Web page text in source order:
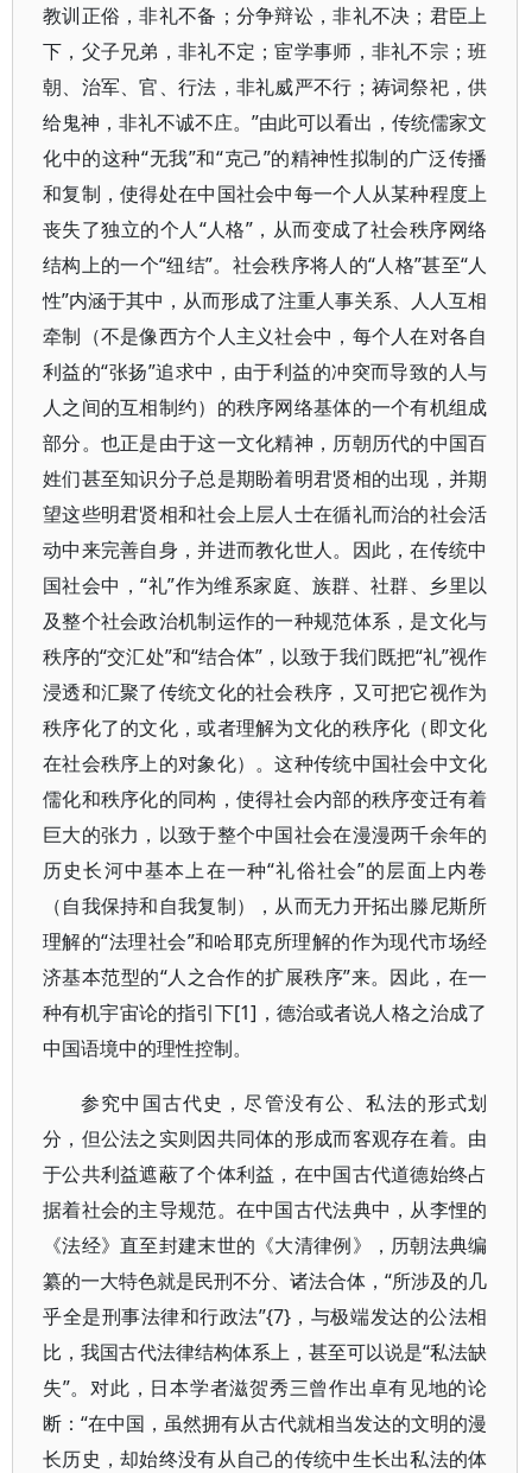
教训正俗，非礼不备；分争辩讼，非礼不决；君臣上
下，父子兄弟，非礼不定；宦学事师，非礼不宗；班
朝、治军、官、行法，非礼威严不行；祷词祭祀，供
给鬼神，非礼不诚不庄。”由此可以看出，传统儒家文
化中的这种“无我”和“克己”的精神性拟制的广泛传播
和复制，使得处在中国社会中每一个人从某种程度上
丧失了独立的个人“人格”，从而变成了社会秩序网络
结构上的一个“纽结”。社会秩序将人的“人格”甚至“人
性”内涵于其中，从而形成了注重人事关系、人人互相
牵制（不是像西方个人主义社会中，每个人在对各自
利益的“张扬”追求中，由于利益的冲突而导致的人与
人之间的互相制约）的秩序网络基体的一个有机组成
部分。也正是由于这一文化精神，历朝历代的中国百
姓们甚至知识分子总是期盼着明君贤相的出现，并期
望这些明君贤相和社会上层人士在循礼而治的社会活
动中来完善自身，并进而教化世人。因此，在传统中
国社会中，“礼”作为维系家庭、族群、社群、乡里以
及整个社会政治机制运作的一种规范体系，是文化与
秩序的“交汇处”和“结合体”，以致于我们既把“礼”视作
浸透和汇聚了传统文化的社会秩序，又可把它视作为
秩序化了的文化，或者理解为文化的秩序化（即文化
在社会秩序上的对象化）。这种传统中国社会中文化
儒化和秩序化的同构，使得社会内部的秩序变迁有着
巨大的张力，以致于整个中国社会在漫漫两千余年的
历史长河中基本上在一种“礼俗社会”的层面上内卷
（自我保持和自我复制），从而无力开拓出滕尼斯所
理解的“法理社会”和哈耶克所理解的作为现代市场经
济基本范型的“人之合作的扩展秩序”来。因此，在一
种有机宇宙论的指引下[1]，德治或者说人格之治成了
中国语境中的理性控制。
参究中国古代史，尽管没有公、私法的形式划
分，但公法之实则因共同体的形成而客观存在着。由
于公共利益遮蔽了个体利益，在中国古代道德始终占
据着社会的主导规范。在中国古代法典中，从李悝的
《法经》直至封建末世的《大清律例》，历朝法典编
纂的一大特色就是民刑不分、诸法合体，“所涉及的几
乎全是刑事法律和行政法”{7}，与极端发达的公法相
比，我国古代法律结构体系上，甚至可以说是“私法缺
失”。对此，日本学者滋贺秀三曾作出卓有见地的论
断：“在中国，虽然拥有从古代就相当发达的文明的漫
长历史，却始终没有从自己的传统中生长出私法的体